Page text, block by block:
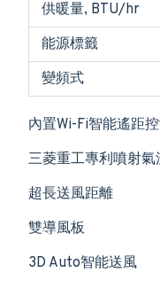
供暖量, BTU/hr
能源標籤
變頻式
內置Wi-Fi智能遙距
三菱重工專利噴射氣
超長送風距離
雙導風板
3D Auto智能送風